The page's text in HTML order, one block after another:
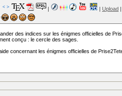
| | Upload |